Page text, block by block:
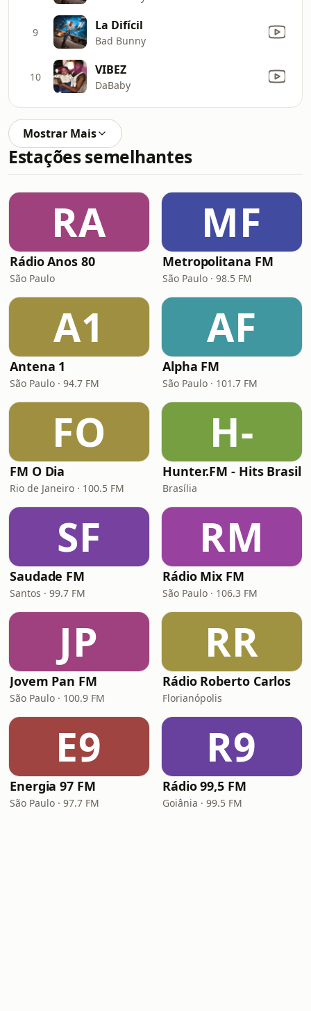
9 La Difícil
Bad Bunny
10 VIBEZ
DaBaby
Mostrar Mais
Estações semelhantes
RA
Rádio Anos 80
São Paulo
MF
Metropolitana FM
São Paulo · 98.5 FM
A1
Antena 1
São Paulo · 94.7 FM
AF
Alpha FM
São Paulo · 101.7 FM
FO
FM O Dia
Rio de Janeiro · 100.5 FM
H-
Hunter.FM - Hits Brasil
Brasília
SF
Saudade FM
Santos · 99.7 FM
RM
Rádio Mix FM
São Paulo · 106.3 FM
JP
Jovem Pan FM
São Paulo · 100.9 FM
RR
Rádio Roberto Carlos
Florianópolis
E9
Energia 97 FM
São Paulo · 97.7 FM
R9
Rádio 99,5 FM
Goiânia · 99.5 FM